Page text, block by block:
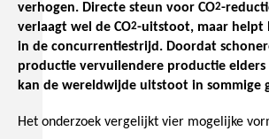
verhogen. Directe steun voor CO2-
verlaagt wel de CO2-uitstoot, maar helpt
in de concurrentiestrijd. Doordat
productie vervuilendere productie elders
kan de wereldwijde uitstoot in sommige
Het onderzoek vergelijkt vier mogelijke